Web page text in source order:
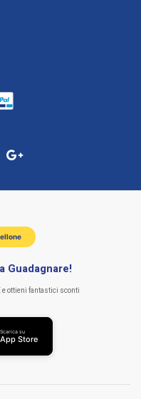
Guadagnare!
e ottieni fantastici sconti
Scarica su
App Store